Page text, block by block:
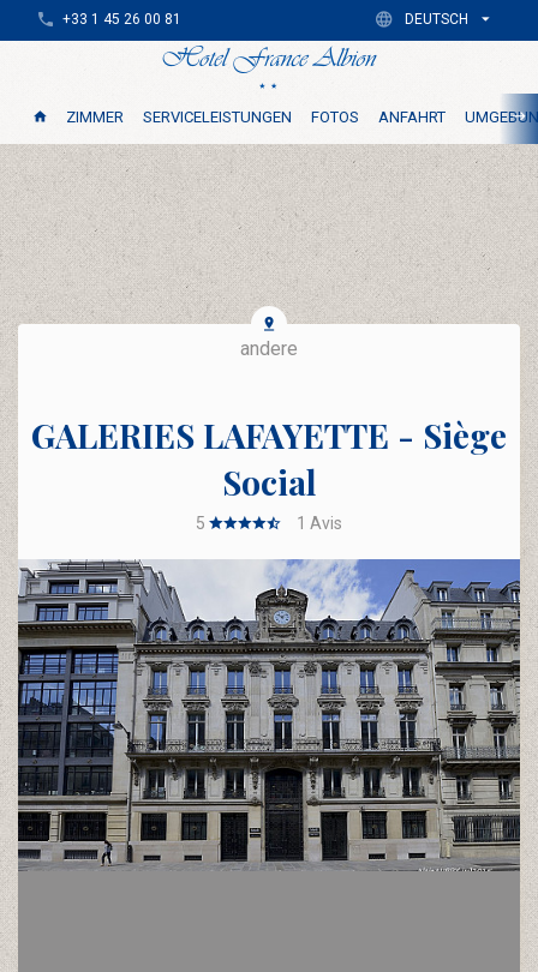
ZIMMER SERVICELEISTUNGEN FOTOS ANFAHRT
+33 1 45 26 00 81 DEUTSCH
andere
GALERIES LAFAYETTE - Siège
Social
5 1 Avis